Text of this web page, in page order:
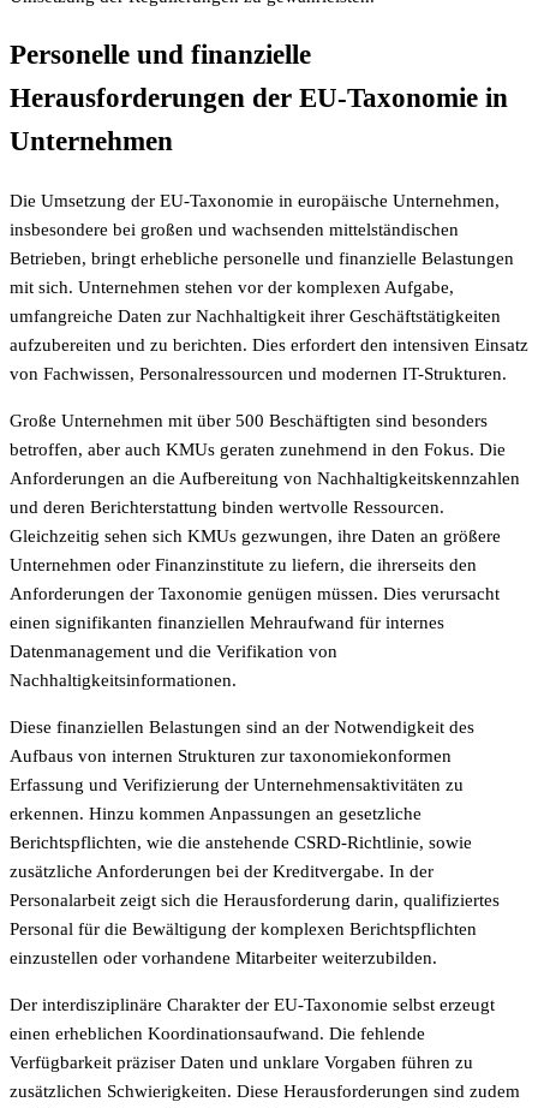
Personelle und finanzielle
Herausforderungen der EU-Taxonomie in
Unternehmen
Die Umsetzung der EU-Taxonomie in europäische Unternehmen,
insbesondere bei großen und wachsenden mittelständischen
Betrieben, bringt erhebliche personelle und finanzielle Belastungen
mit sich. Unternehmen stehen vor der komplexen Aufgabe,
umfangreiche Daten zur Nachhaltigkeit ihrer Geschäftstätigkeiten
aufzubereiten und zu berichten. Dies erfordert den intensiven Einsatz
von Fachwissen, Personalressourcen und modernen IT-Strukturen.
Große Unternehmen mit über 500 Beschäftigten sind besonders
betroffen, aber auch KMUs geraten zunehmend in den Fokus. Die
Anforderungen an die Aufbereitung von Nachhaltigkeitskennzahlen
und deren Berichterstattung binden wertvolle Ressourcen.
Gleichzeitig sehen sich KMUs gezwungen, ihre Daten an größere
Unternehmen oder Finanzinstitute zu liefern, die ihrerseits den
Anforderungen der Taxonomie genügen müssen. Dies verursacht
einen signifikanten finanziellen Mehraufwand für internes
Datenmanagement und die Verifikation von
Nachhaltigkeitsinformationen.
Diese finanziellen Belastungen sind an der Notwendigkeit des
Aufbaus von internen Strukturen zur taxonomiekonformen
Erfassung und Verifizierung der Unternehmensaktivitäten zu
erkennen. Hinzu kommen Anpassungen an gesetzliche
Berichtspflichten, wie die anstehende CSRD-Richtlinie, sowie
zusätzliche Anforderungen bei der Kreditvergabe. In der
Personalarbeit zeigt sich die Herausforderung darin, qualifiziertes
Personal für die Bewältigung der komplexen Berichtspflichten
einzustellen oder vorhandene Mitarbeiter weiterzubilden.
Der interdisziplinäre Charakter der EU-Taxonomie selbst erzeugt
einen erheblichen Koordinationsaufwand. Die fehlende
Verfügbarkeit präziser Daten und unklare Vorgaben führen zu
zusätzlichen Schwierigkeiten. Diese Herausforderungen sind zudem